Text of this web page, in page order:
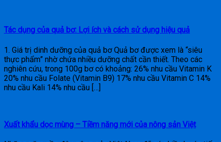
Tác dụng của quả bơ: Lợi ích và cách sử dụng hiệu quả
1. Giá trị dinh dưỡng của quả bơ Quả bơ được xem là “siêu
thực phẩm” nhờ chứa nhiều dưỡng chất cần thiết. Theo các
nghiên cứu, trong 100g bơ có khoảng: 26% nhu cầu Vitamin K
20% nhu cầu Folate (Vitamin B9) 17% nhu cầu Vitamin C 14%
nhu cầu Kali 14% nhu cầu […]
Xuất khẩu dọc mùng – Tiềm năng mới của nông sản Việt